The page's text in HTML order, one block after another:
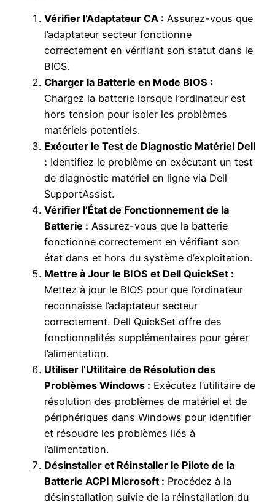
Vérifier l’Adaptateur CA : Assurez-vous que
l’adaptateur secteur fonctionne
correctement en vérifiant son statut dans le
BIOS.
Charger la Batterie en Mode BIOS :
Chargez la batterie lorsque l’ordinateur est
hors tension pour isoler les problèmes
matériels potentiels.
Exécuter le Test de Diagnostic Matériel Dell
: Identifiez le problème en exécutant un test
de diagnostic matériel en ligne via Dell
SupportAssist.
Vérifier l’État de Fonctionnement de la
Batterie : Assurez-vous que la batterie
fonctionne correctement en vérifiant son
état dans et hors du système d’exploitation.
Mettre à Jour le BIOS et Dell QuickSet :
Mettez à jour le BIOS pour que l’ordinateur
reconnaisse l’adaptateur secteur
correctement. Dell QuickSet offre des
fonctionnalités supplémentaires pour gérer
l’alimentation.
Utiliser l’Utilitaire de Résolution des
Problèmes Windows : Exécutez l’utilitaire de
résolution des problèmes de matériel et de
périphériques dans Windows pour identifier
et résoudre les problèmes liés à
l’alimentation.
Désinstaller et Réinstaller le Pilote de la
Batterie ACPI Microsoft : Procédez à la
désinstallation suivie de la réinstallation du